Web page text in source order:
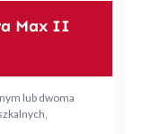
Max II
lub dwoma